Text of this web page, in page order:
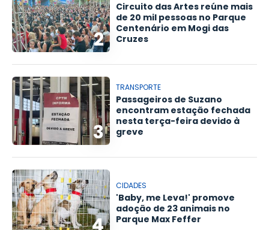
2
Circuito das Artes reúne mais
de 20 mil pessoas no Parque
Centenário em Mogi das
Cruzes
3
TRANSPORTE
Passageiros de Suzano
encontram estação fechada
nesta terça-feira devido à
greve
4
CIDADES
'Baby, me Leva!' promove
adoção de 23 animais no
Parque Max Feffer